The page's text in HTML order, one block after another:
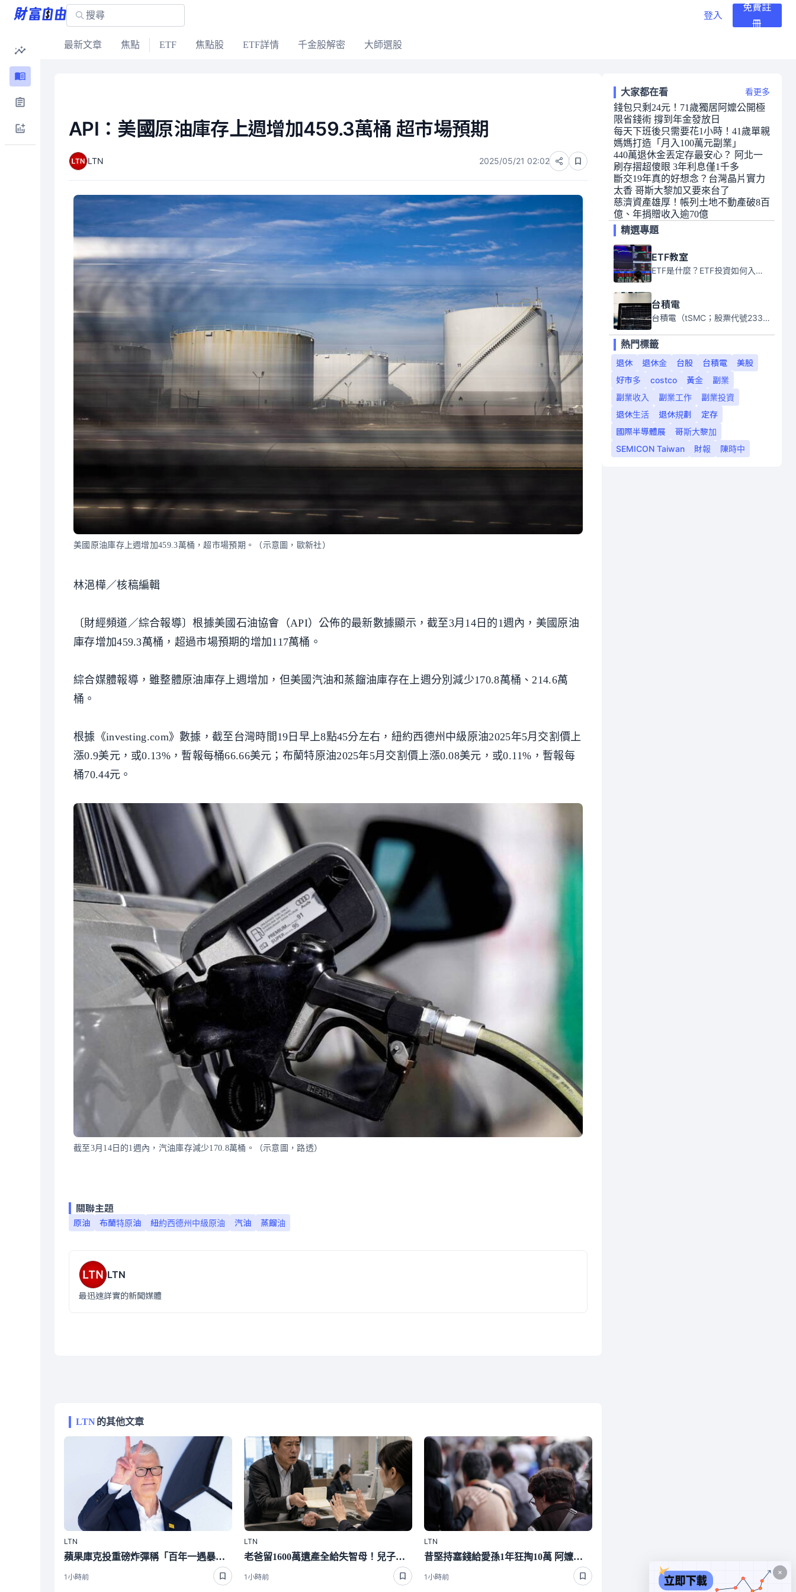
登入
免費註
冊
最新文章 焦點 ETF 焦點股 ETF詳情 千金股解密 大師選股
API：美國原油庫存上週增加459.3萬桶 超市場預期
LTN 2025/05/21 02:02
美國原油庫存上週增加459.3萬桶，超市場預期。（示意圖，歐新社）
林浥樺／核稿編輯
〔財經頻道／綜合報導〕根據美國石油協會（API）公佈的最新數據顯示，截至3月14日的1週內，美國原油
庫存增加459.3萬桶，超過市場預期的增加117萬桶。
綜合媒體報導，雖整體原油庫存上週增加，但美國汽油和蒸餾油庫存在上週分別減少170.8萬桶、214.6萬
桶。
根據《investing.com》數據，截至台灣時間19日早上8點45分左右，紐約西德州中級原油2025年5月交割價上
漲0.9美元，或0.13%，暫報每桶66.66美元；布蘭特原油2025年5月交割價上漲0.08美元，或0.11%，暫報每
桶70.44元。
截至3月14日的1週內，汽油庫存減少170.8萬桶。（示意圖，路透）
關聯主題
原油 布蘭特原油 紐約西德州中級原油 汽油 蒸餾油
LTN
最迅速詳實的新聞媒體
LTN的其他文章
LTN
蘋果庫克投重磅炸彈稱「百年一遇暴漲」這兩家公司繼續盆滿缽滿
1小時前
LTN
老爸留1600萬遺產全給失智母！兒子到銀行發現大麻煩悲劇了
1小時前
LTN
昔堅持塞錢給愛孫1年狂掏10萬 阿嬤卻「慘遭斷聯」下場超心酸
1小時前
大家都在看 看更多
錢包只剩24元！71歲獨居阿嬤公開極
限省錢術 撐到年金發放日
每天下班後只需要花1小時！41歲單親
媽媽打造「月入100萬元副業」
440萬退休金丟定存最安心？ 阿北一
刷存摺超傻眼 3年利息僅1千多
斷交19年真的好想念？台灣晶片實力
太香 哥斯大黎加又要來台了
慈濟資產雄厚！帳列土地不動產破8百
億、年捐贈收入逾70億
精選專題
ETF教室
ETF是什麼？ETF投資如何入門？本系列專題文章將會告訴你新手必須知道的ETF基礎知識。
台積電
台積電（tSMC；股票代號2330）是全球領先的半導體代工公司，成立於1987年，總部位於台灣新竹。且已於美國、日本、德國及中國設廠，台積電是全球首家專業積體電路製造服務公司，也是全球最先進和最大規模的半導體代工廠。
熱門標籤
退休
退休金 台股 台積電
美股
好市多
costco 黃金
副業
副業收入
副業工作
副業投資
退休生活
退休規劃
定存
國際半導體展
哥斯大黎加
SEMICON Taiwan
財報 陳時中